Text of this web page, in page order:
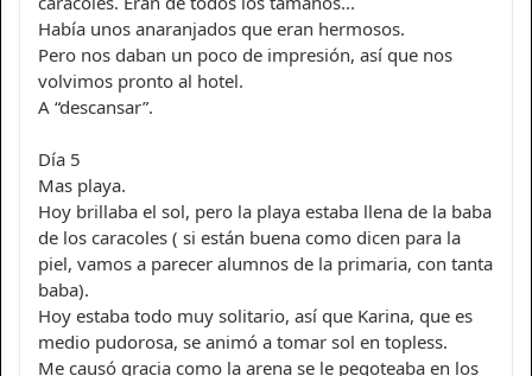
Había unos anaranjados que eran hermosos.
Pero nos daban un poco de impresión, así que nos
volvimos pronto al hotel.
A “descansar”.
Día 5
Mas playa.
Hoy brillaba el sol, pero la playa estaba llena de la baba
de los caracoles ( si están buena como dicen para la
piel, vamos a parecer alumnos de la primaria, con tanta
baba).
Hoy estaba todo muy solitario, así que Karina, que es
medio pudorosa, se animó a tomar sol en topless.
Me causó gracia como la arena se le pegoteaba en los